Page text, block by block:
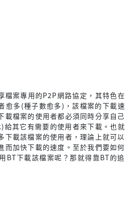
案專用的P2P網路協定，其特色在
愈多(種子數愈多)，該檔案的下載速
載檔案的使用者都必須同時分享自己
其它有需要的使用者來下載。也就
下載該檔案的使用者，理論上就可以
而加快下載的速度。至於我們要如何
BT下載該檔案呢？那就得靠BT的追